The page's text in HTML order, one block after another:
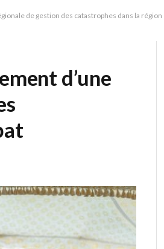
de gestion des catastrophes dans la région
d’une